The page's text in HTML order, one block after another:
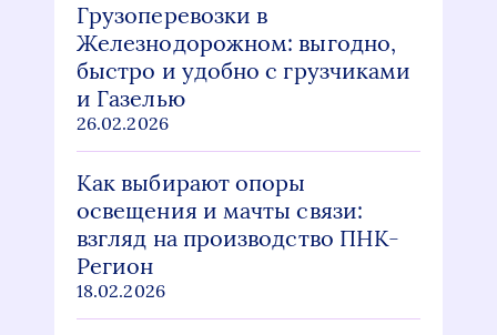
Грузоперевозки в
Железнодорожном: выгодно,
быстро и удобно с грузчиками
и Газелью
26.02.2026
Как выбирают опоры
освещения и мачты связи:
взгляд на производство ПНК-
Регион
18.02.2026